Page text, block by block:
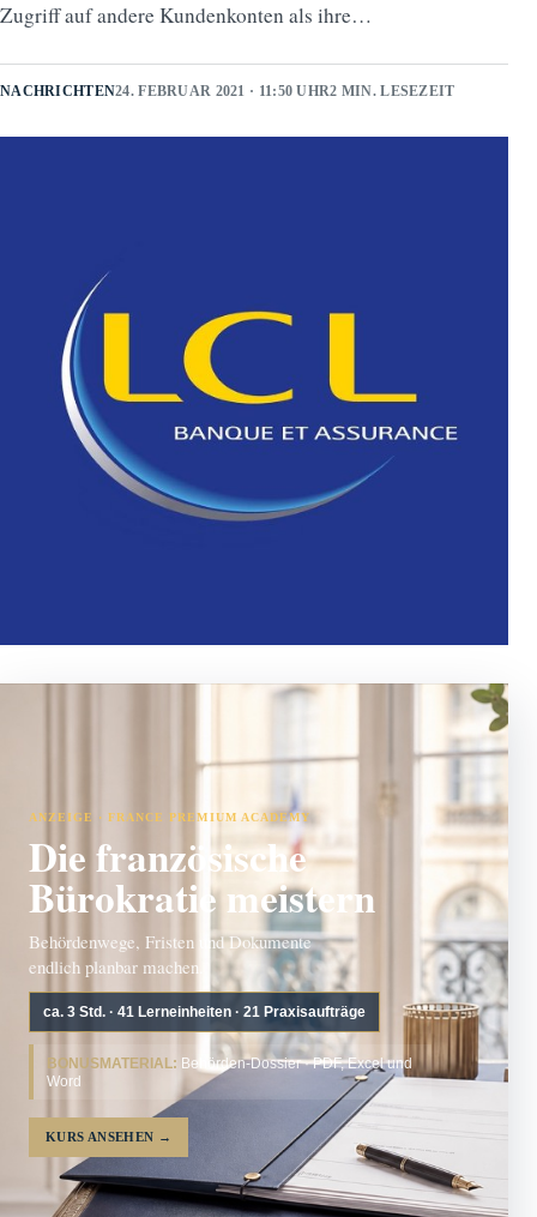
Zugriff auf andere Kundenkonten als ihre…
NACHRICHTEN24. FEBRUAR 2021 · 11:50 UHR2 MIN. LESEZEIT
ANZEIGE · FRANCE PREMIUM ACADEMY
Die französische
Bürokratie meistern
Behördenwege, Fristen und Dokumente
endlich planbar machen.
ca. 3 Std. · 41 Lerneinheiten · 21 Praxisaufträge
BONUSMATERIAL: Behörden-Dossier · PDF, Excel und
Word
KURS ANSEHEN →